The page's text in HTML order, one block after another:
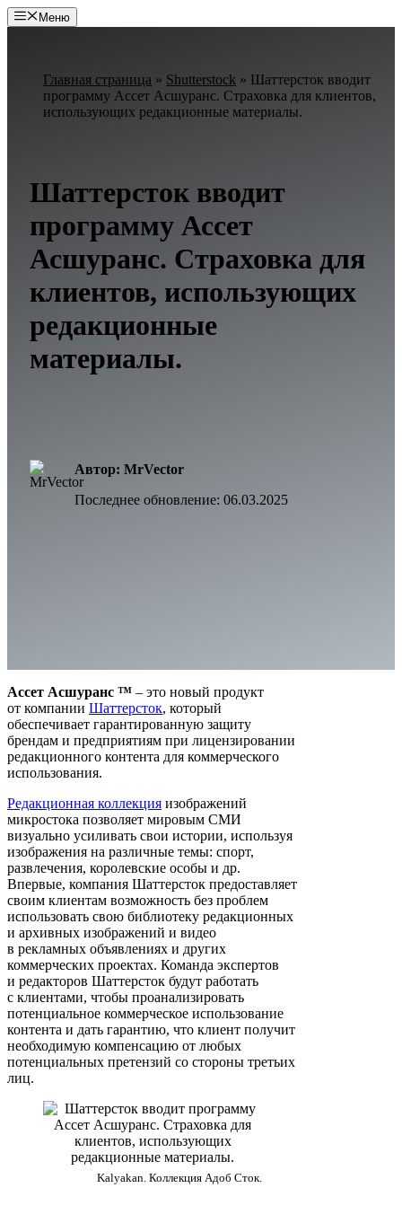
Перейти
к
Меню
Главная страница » Shutterstock » Шаттерсток вводит
программу Ассет Асшуранс. Страховка для клиентов,
использующих редакционные материалы.
Шаттерсток вводит
программу Ассет
Асшуранс. Страховка для
клиентов, использующих
редакционные
материалы.
Автор: MrVector
Последнее обновление: 06.03.2025
Ассет Асшуранс ™ – это новый продукт
от компании Шаттерсток, который
обеспечивает гарантированную защиту
брендам и предприятиям при лицензировании
редакционного контента для коммерческого
использования.
Редакционная коллекция изображений
микростока позволяет мировым СМИ
визуально усиливать свои истории, используя
изображения на различные темы: спорт,
развлечения, королевские особы и др.
Впервые, компания Шаттерсток предоставляет
своим клиентам возможность без проблем
использовать свою библиотеку редакционных
и архивных изображений и видео
в рекламных объявлениях и других
коммерческих проектах. Команда экспертов
и редакторов Шаттерсток будут работать
с клиентами, чтобы проанализировать
потенциальное коммерческое использование
контента и дать гарантию, что клиент получит
необходимую компенсацию от любых
потенциальных претензий со стороны третьих
лиц.
Kalyakan. Коллекция Адоб Сток.